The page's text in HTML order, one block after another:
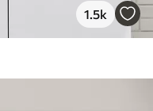
1.5k